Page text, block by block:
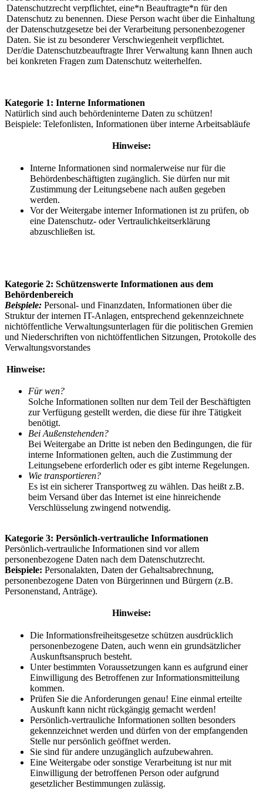
Datenschutzrecht verpflichtet, eine*n Beauftragte*n für den
Datenschutz zu benennen. Diese Person wacht über die Einhaltung
der Datenschutzgesetze bei der Verarbeitung personenbezogener
Daten. Sie ist zu besonderer Verschwiegenheit verpflichtet.
Der/die Datenschutzbeauftragte Ihrer Verwaltung kann Ihnen auch
bei konkreten Fragen zum Datenschutz weiterhelfen.
Kategorie 1: Interne Informationen
Natürlich sind auch behördeninterne Daten zu schützen!
Beispiele: Telefonlisten, Informationen über interne Arbeitsabläufe
Hinweise:
Interne Informationen sind normalerweise nur für die
Behördenbeschäftigten zugänglich. Sie dürfen nur mit
Zustimmung der Leitungsebene nach außen gegeben
werden.
Vor der Weitergabe interner Informationen ist zu prüfen, ob
eine Datenschutz- oder Vertraulichkeitserklärung
abzuschließen ist.
Kategorie 2: Schützenswerte Informationen aus dem
Behördenbereich
Beispiele: Personal- und Finanzdaten, Informationen über die
Struktur der internen IT-Anlagen, entsprechend gekennzeichnete
nichtöffentliche Verwaltungsunterlagen für die politischen Gremien
und Niederschriften von nichtöffentlichen Sitzungen, Protokolle des
Verwaltungsvorstandes
Hinweise:
Für wen?
Solche Informationen sollten nur dem Teil der Beschäftigten
zur Verfügung gestellt werden, die diese für ihre Tätigkeit
benötigt.
Bei Außenstehenden?
Bei Weitergabe an Dritte ist neben den Bedingungen, die für
interne Informationen gelten, auch die Zustimmung der
Leitungsebene erforderlich oder es gibt interne Regelungen.
Wie transportieren?
Es ist ein sicherer Transportweg zu wählen. Das heißt z.B.
beim Versand über das Internet ist eine hinreichende
Verschlüsselung zwingend notwendig.
Kategorie 3: Persönlich-vertrauliche Informationen
Persönlich-vertrauliche Informationen sind vor allem
personenbezogene Daten nach dem Datenschutzrecht.
Beispiele: Personalakten, Daten der Gehaltsabrechnung,
personenbezogene Daten von Bürgerinnen und Bürgern (z.B.
Personenstand, Anträge).
Hinweise:
Die Informationsfreiheitsgesetze schützen ausdrücklich
personenbezogene Daten, auch wenn ein grundsätzlicher
Auskunftsanspruch besteht.
Unter bestimmten Voraussetzungen kann es aufgrund einer
Einwilligung des Betroffenen zur Informationsmitteilung
kommen.
Prüfen Sie die Anforderungen genau! Eine einmal erteilte
Auskunft kann nicht rückgängig gemacht werden!
Persönlich-vertrauliche Informationen sollten besonders
gekennzeichnet werden und dürfen von der empfangenden
Stelle nur persönlich geöffnet werden.
Sie sind für andere unzugänglich aufzubewahren.
Eine Weitergabe oder sonstige Verarbeitung ist nur mit
Einwilligung der betroffenen Person oder aufgrund
gesetzlicher Bestimmungen zulässig.